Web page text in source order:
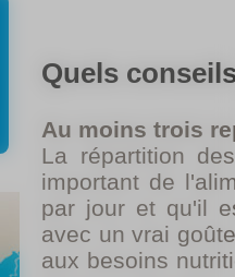
Quels
Au moins trois
La répartition
important de
par jour et qu'il
avec un vrai
aux besoins